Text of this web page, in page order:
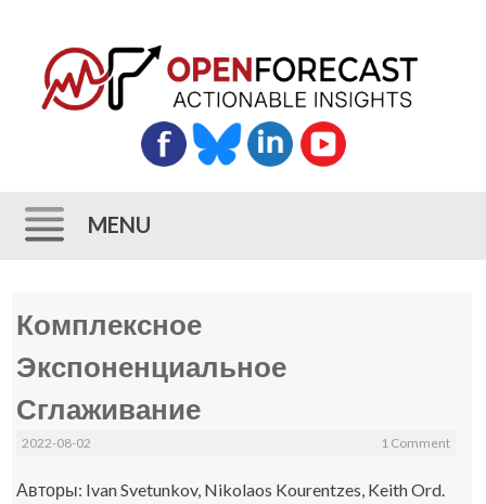
MENU
to
Комплексное
Экспоненциальное
Сглаживание
2022-08-02 1 Comment
Авторы: Ivan Svetunkov, Nikolaos Kourentzes, Keith Ord.